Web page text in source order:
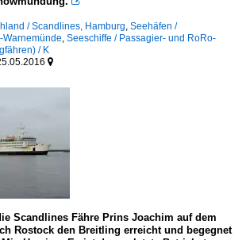
/ Scandlines, Hamburg, Seehäfen /
Warnemünde, Seeschiffe / Passagier- und RoRo-
/ K

Scandlines Fähre Prins Joachim auf dem
Rostock den Breitling erreicht und begegnet